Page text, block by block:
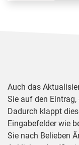
Auch das
Sie auf den
Dadurch klappt
Eingabefelder wie
Sie nach Belieben